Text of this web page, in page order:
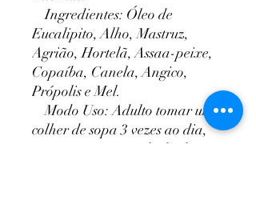
Ingredientes: Óleo de
Eucalipito, Alho, Mastruz,
Agrião, Hortelã, Assaa-peixe,
Copaíba, Canela, Angico,
Própolis e Mel.
Modo Uso: Adulto tomar uma
colher de sopa 3 vezes ao dia,
para criança metade da dose.